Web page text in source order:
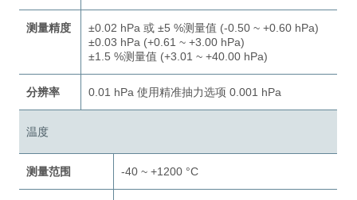
测量精度
±0.02 hPa 或 ±5 %测量值 (-0.50 ~ +0.60 hPa)
±0.03 hPa (+0.61 ~ +3.00 hPa)
±1.5 %测量值 (+3.01 ~ +40.00 hPa)
分辨率 0.01 hPa 使用精准抽力选项 0.001 hPa
温度
测量范围 -40 ~ +1200 °C